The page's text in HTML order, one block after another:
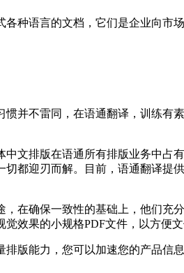
种语言的文档，它们是企业向市
并不雷同，在语通翻译，训练有
中文排版在语通所有排版业务中占
都迎刃而解。目前，语通翻译提
，在确保一致性的基础上，他们充
效果的小规格PDF文件，以方便文
版能力，您可以加速您的产品信